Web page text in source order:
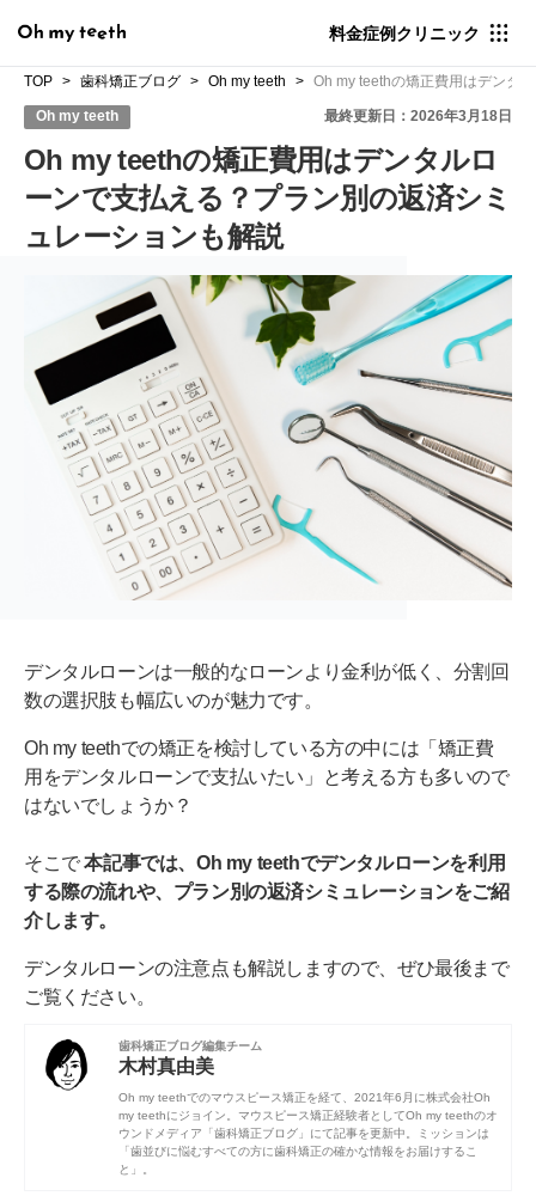
料金症例クリニック
TOP 歯科矯正ブログ Oh my teeth Oh my teethの矯正費用はデンタ
Oh my teeth 最終更新日：2026年3月18日
Oh my teethの矯正費用はデンタルロ
ーンで支払える？プラン別の返済シミ
ュレーションも解説
デンタルローンは一般的なローンより金利が低く、分割回
数の選択肢も幅広いのが魅力です。
Oh my teethでの矯正を検討している方の中には「矯正費
用をデンタルローンで支払いたい」と考える方も多いので
はないでしょうか？
そこで本記事では、Oh my teethでデンタルローンを利用
する際の流れや、プラン別の返済シミュレーションをご紹
介します。
デンタルローンの注意点も解説しますので、ぜひ最後まで
ご覧ください。
歯科矯正ブログ編集チーム
木村真由美
Oh my teethでのマウスピース矯正を経て、2021年6月に株式会社Oh
my teethにジョイン。マウスピース矯正経験者としてOh my teethのオ
ウンドメディア「歯科矯正ブログ」にて記事を更新中。ミッションは
「歯並びに悩むすべての方に歯科矯正の確かな情報をお届けするこ
と」。